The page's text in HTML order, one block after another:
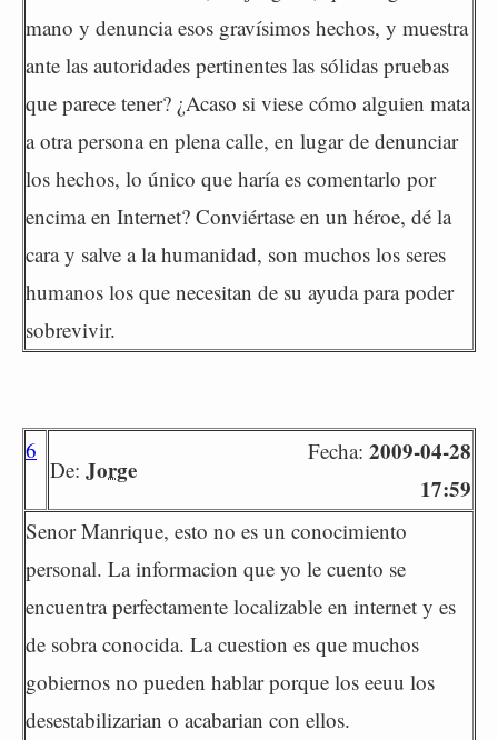
mano y denuncia esos gravísimos hechos, y muestra
ante las autoridades pertinentes las sólidas pruebas
que parece tener? ¿Acaso si viese cómo alguien mata
a otra persona en plena calle, en lugar de denunciar
los hechos, lo único que haría es comentarlo por
encima en Internet? Conviértase en un héroe, dé la
cara y salve a la humanidad, son muchos los seres
humanos los que necesitan de su ayuda para poder
sobrevivir.
6
De: Jorge
Fecha: 2009-04-28
17:59
Senor Manrique, esto no es un conocimiento
personal. La informacion que yo le cuento se
encuentra perfectamente localizable en internet y es
de sobra conocida. La cuestion es que muchos
gobiernos no pueden hablar porque los eeuu los
desestabilizarian o acabarian con ellos.